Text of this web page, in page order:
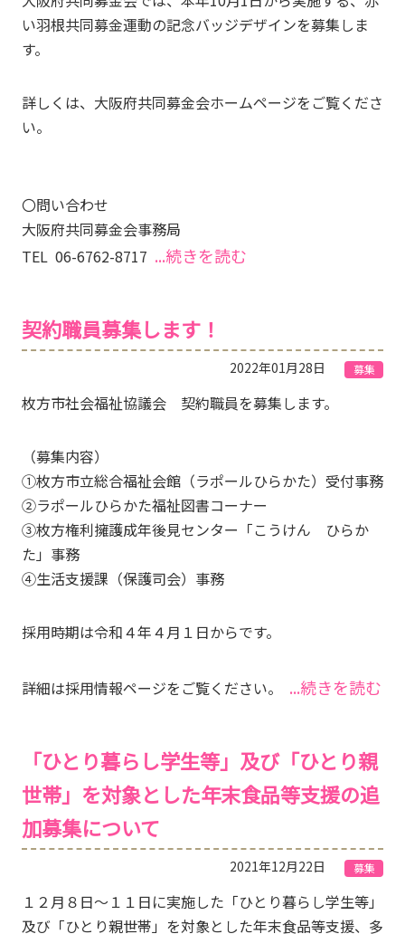
い羽根共同募金運動の記念バッジデザインを募集しま
す。
詳しくは、大阪府共同募金会ホームページをご覧くださ
い。
〇問い合わせ
大阪府共同募金会事務局
TEL 06-6762-8717 ...続きを読む
契約職員募集します！
2022年01月28日 募集
枚方市社会福祉協議会 契約職員を募集します。
（募集内容）
①枚方市立総合福祉会館（ラポールひらかた）受付事務
②ラポールひらかた福祉図書コーナー
③枚方権利擁護成年後見センター「こうけん ひらか
た」事務
④生活支援課（保護司会）事務
採用時期は令和４年４月１日からです。
詳細は採用情報ページをご覧ください。 ...続きを読む
「ひとり暮らし学生等」及び「ひとり親
世帯」を対象とした年末食品等支援の追
加募集について
2021年12月22日 募集
１２月８日～１１日に実施した「ひとり暮らし学生等」
及び「ひとり親世帯」を対象とした年末食品等支援、多